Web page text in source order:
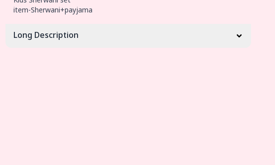
item-Sherwani+payjama
Long Description